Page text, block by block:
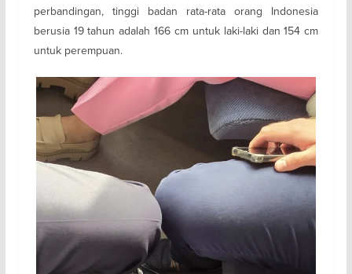
perbandingan, tinggi badan rata-rata orang Indonesia
berusia 19 tahun adalah 166 cm untuk laki-laki dan 154 cm
untuk perempuan.